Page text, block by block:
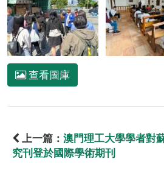
查看圖庫
上一篇： 澳門理工大學學者對
究刊登於國際學術期刊